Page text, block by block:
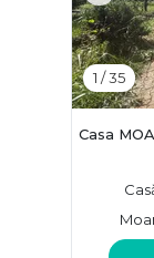
1 /35
Casa